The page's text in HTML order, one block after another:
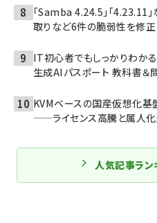
「Samba 4.24.5」「4.23.11
取りなど6件の脆弱性を修正
IT初心者でもしっかりわかる
生成AIパスポート 教科書＆
KVMベースの国産仮想化
——ライセンス高騰と属人
人気記事ラン